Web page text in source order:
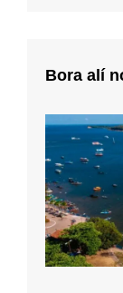
Bora alí